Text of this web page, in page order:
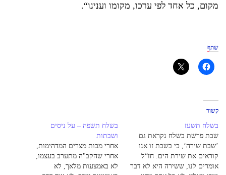
מקום, כל אחד לפי ערכו, מקומו וענינו“.
שתף
קשור
בשלח תשעז
שבת פרשת בשלח נקראת גם
’שבת שירה‘, כי בשבת זו אנו
קוראים את שירת הים. חז“ל
אומרים לנו, ששירה היא לא דבר
בשלח תשפה – על ניסים
ושבתות
אחרי מכות מצרים המדהימות,
אחרי שהקב"ה מתערב בעצמו,
לא באמצעות מלאך, לא